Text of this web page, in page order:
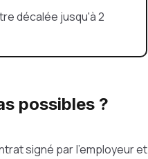
décalée jusqu'à 2
possibles ?
signé par l’employeur et